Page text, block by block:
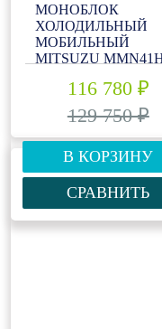
МОНОБЛОК
ХОЛОДИЛЬНЫЙ
МОБИЛЬНЫЙ
MITSUZU
116 780 ₽
129 750 ₽
В КОРЗИНУ
СРАВНИТЬ